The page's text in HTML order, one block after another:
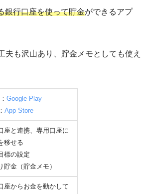
銀行口座を使って貯金ができるアプ
夫も沢山あり、貯金メモとしても使え
Google Play
App Store
座と連携、専用口座に
移せる
標の設定
貯金（貯金メモ）
座からお金を動かして